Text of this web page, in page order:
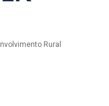
Rural